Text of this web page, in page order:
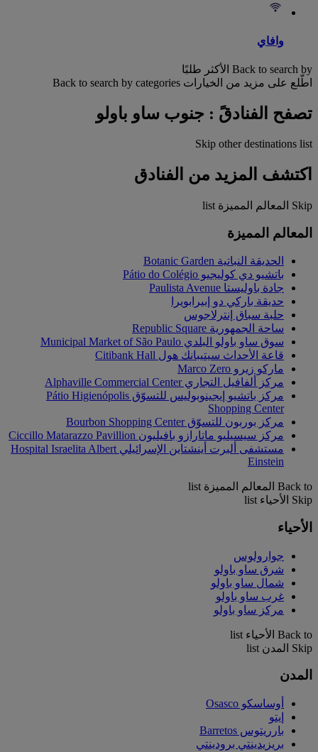
وافاي
Back to search by الأكثر طلبًا
اطّلع على مزيد من الخيارات Back to search by categories
تصفح الفنادقً : جنوب ساو باولو
Skip other destinations list
اكتشف المزيد من الفنادق
Skip المعالم المميزة list
المعالم المميزة
الحديقة النباتية Botanic Garden
باتشيو دي كوليجيو Pátio do Colégio
جادة باوليستا Paulista Avenue
حديقة باركي دو إبيرابويرا
حلبة سباق إنترلاجوس
ساحة الجمهورية Republic Square
سوق ساو باولو البلدي Municipal Market of São Paulo
قاعة الأحداث سيتيبانك هول Citibank Hall
ماركو زيرو Marco Zero
مركز ألفافيل التجاري Alphaville Commercial Center
مركز باتشيو إيجينوبوليس للتسوّق Pátio Higienópolis
Shopping Center
مركز بوربون للتسوّق Bourbon Shopping Center
مركز سيسيليو ماتارازو بافيليون Ciccillo Matarazzo Pavillion
مستشفى ألبرت أينشتاين الإسرائيلي Hospital Israelita Albert
Einstein
Back to المعالم المميزة list
Skip الأحياء list
الأحياء
جوارولوس
شرق ساو باولو
شمال ساو باولو
غرب ساو باولو
مركز ساو باولو
Back to الأحياء list
Skip المدن list
المدن
أوساسكو Osasco
إيتو
بارريتوس Barretos
بريزيدينتي برودينتي